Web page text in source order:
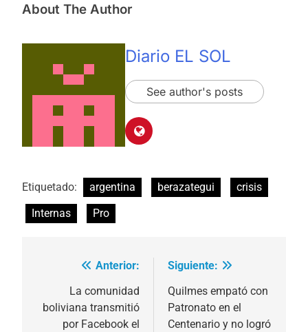
About The Author
Diario EL SOL
See author's posts
Etiquetado: argentina berazategui
crisis
Internas
Pro
Navegación
entradas
Anterior:
La comunidad
boliviana transmitió
por Facebook el
Siguiente:
Quilmes empató con
Patronato en el
Centenario y no logró